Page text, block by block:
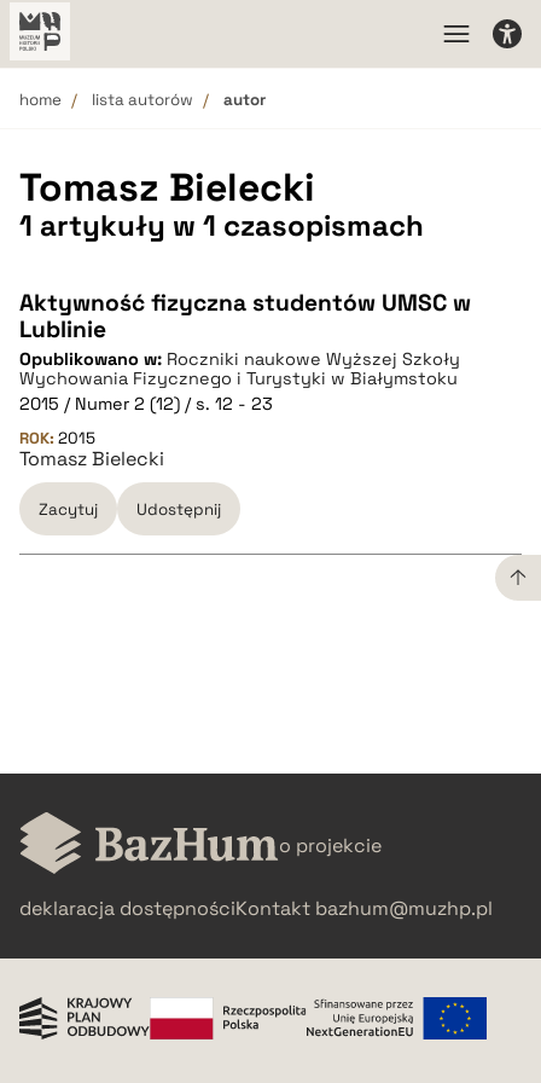
home lista autorów autor
Tomasz Bielecki
1 artykuły w 1 czasopismach
Aktywność fizyczna studentów UMSC w
Lublinie
Opublikowano w: Roczniki naukowe Wyższej Szkoły
Wychowania Fizycznego i Turystyki w Białymstoku
2015 / Numer 2 (12) / s. 12 - 23
ROK: 2015
Tomasz Bielecki
Zacytuj Udostępnij
BIBTEX
pobierz cytat o projekcie
deklaracja dostępnościKontakt bazhum@muzhp.pl